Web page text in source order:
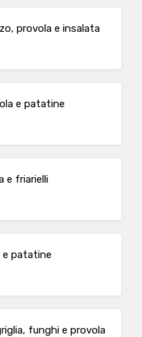
provola e insalata
e patatine
e friarielli
e patatine
funghi e provola